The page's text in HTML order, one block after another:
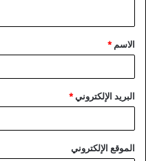
ق
*
الاسم *
البريد الإلكتروني*
الموقع الإلكتروني